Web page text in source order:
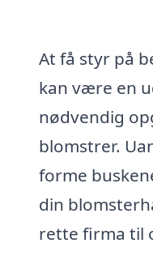
At få styr på
kan være en
nødvendig
blomstrer.
forme
din
rette firma til